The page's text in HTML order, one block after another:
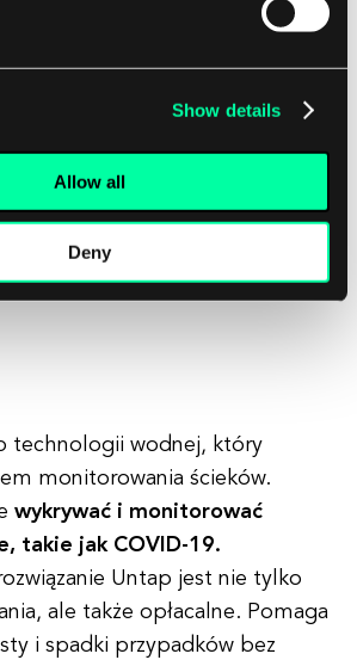
Show details
Allow all
Deny
zarządzania oraz aplikacji
Aplikacja zapewnia
wrażliwym osobom w
technologii wodnej, który
monitorowania ścieków.
wykrywać i monitorować
takie jak COVID-19.
Untap jest nie tylko
ale także opłacalne. Pomaga
i spadki przypadków bez